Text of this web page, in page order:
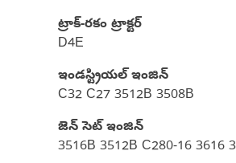
ట్రాక్-రకం ట్రాక్టర్‌
D4E
ఇండస్ట్రియల్ ఇంజిన్
C32 C27 3512B 3508B
జెన్ సెట్ ఇంజిన్
3516B 3512B C280-16 3616